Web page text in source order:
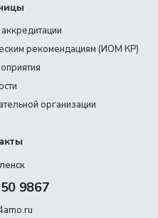
рекомендациям (ИОМ КР)
организации
9867